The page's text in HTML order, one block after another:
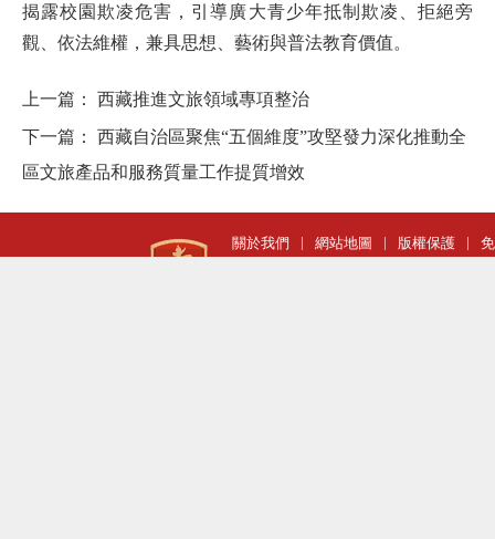
揭露校園欺凌危害，引導廣大青少年抵制欺凌、拒絕旁
觀、依法維權，兼具思想、藝術與普法教育價值。
上一篇： 西藏推進文旅領域專項整治
下一篇： 西藏自治區聚焦“五個維度”攻堅發力深化推動全
區文旅產品和服務質量工作提質增效